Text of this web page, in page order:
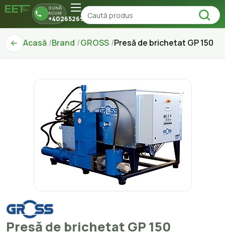
SUNĂ
ACUM
+40265269150
Acasă Brand GROSS Presă de brichetat GP 150
Presă de brichetat GP 150